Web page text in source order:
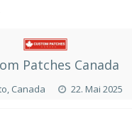
Patches Canada
Canada 22. Mai 2025